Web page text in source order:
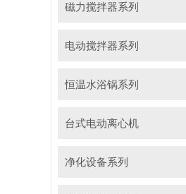
磁力搅拌器系列
电动搅拌器系列
恒温水浴锅系列
台式电动离心机
净化设备系列